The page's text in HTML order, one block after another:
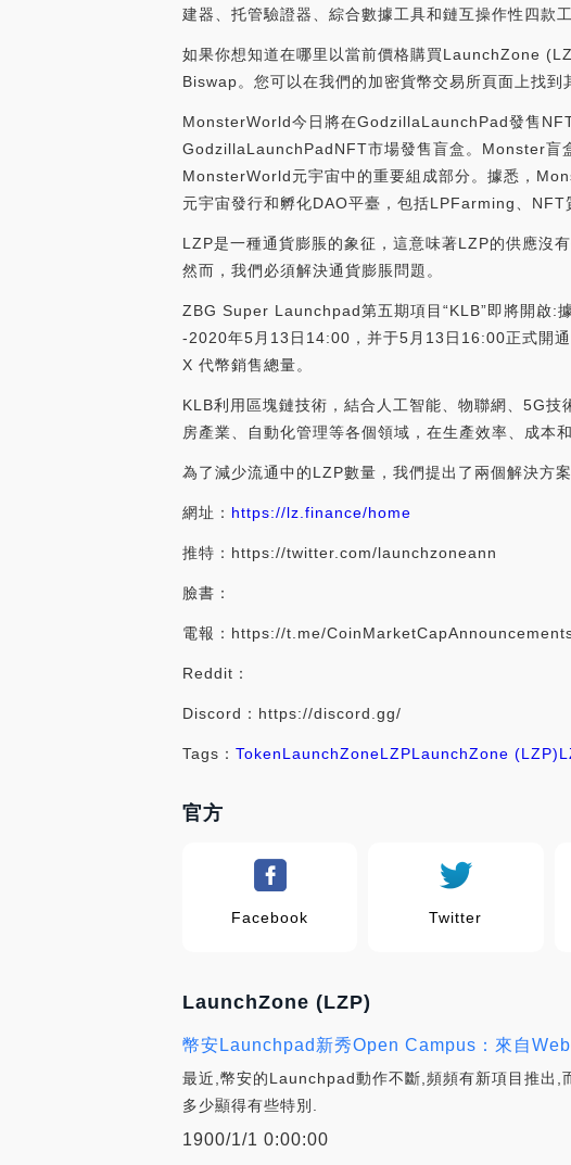
建器、托管驗證器、綜合數據工具和鏈互操作性四
如果你想知道在哪里以當前價格購買LaunchZone
Biswap。您可以在我們的加密貨幣交易所頁面上找到
MonsterWorld今日將在GodzillaLaunchPad發售
GodzillaLaunchPadNFT市場發售盲盒。Monster盲
MonsterWorld元宇宙中的重要組成部分。據悉，
元宇宙發行和孵化DAO平臺，包括LPFarming、
LZP是一種通貨膨脹的象征，這意味著LZP的供應沒
然而，我們必須解決通貨膨脹問題。
ZBG Super Launchpad第五期項目“KLB”即將開啟:
-2020年5月13日14:00，并于5月13日16:00正式開
X 代幣銷售總量。
KLB利用區塊鏈技術，結合人工智能、物聯網、5G技
房產業、自動化管理等各個領域，在生產效率、成
為了減少流通中的LZP數量，我們提出了兩個解決方
網址： https://lz.finance/home
推特：https://twitter.com/launchzoneann
臉書：
電報：https://t.me/
Reddit：
Discord：https://discord.gg/
Tags： TokenLaunchZoneLZPLaunchZone (LZP)
官方
Facebook Twitter
LaunchZone (LZP)
幣安Launchpad新秀Open Campus：來自
最近,幣安的Launchpad動作不斷,頻頻有新項目推出
多少顯得有些特別.
1900/1/1 0:00:00